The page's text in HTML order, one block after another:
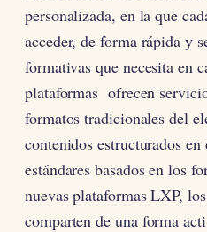
personalizada, en la que
acceder, de forma rápida y
formativas que necesita en
plataformas ofrecen
formatos tradicionales del
contenidos estructurados
estándares basados en los
nuevas plataformas LXP,
comparten de una forma